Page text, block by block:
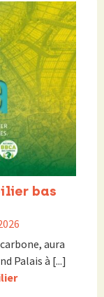
bas
aura
Palais à [...]